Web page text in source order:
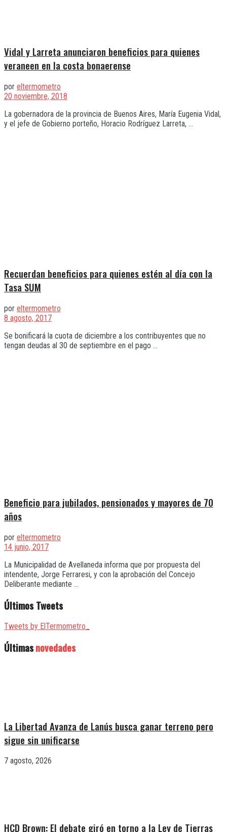
Vidal y Larreta anunciaron beneficios para quienes
veraneen en la costa bonaerense
por eltermometro
20 noviembre, 2018
La gobernadora de la provincia de Buenos Aires, María Eugenia Vidal,
y el jefe de Gobierno porteño, Horacio Rodríguez Larreta, ...
Recuerdan beneficios para quienes estén al día con la
Tasa SUM
por eltermometro
8 agosto, 2017
Se bonificará la cuota de diciembre a los contribuyentes que no
tengan deudas al 30 de septiembre en el pago ...
Beneficio para jubilados, pensionados y mayores de 70
años
por eltermometro
14 junio, 2017
La Municipalidad de Avellaneda informa que por propuesta del
intendente, Jorge Ferraresi, y con la aprobación del Concejo
Deliberante mediante ...
Últimos Tweets
Tweets by ElTermometro_
Últimasnovedades
La Libertad Avanza de Lanús busca ganar terreno pero
sigue sin unificarse
7 agosto, 2026
HCD Brown: El debate giró en torno a la Ley de Tierras